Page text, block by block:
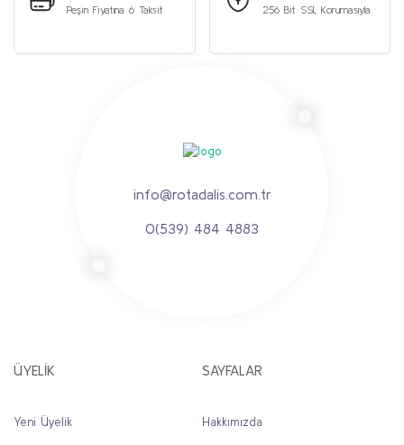
Peşin Fiyatına 6 Taksit 256 Bit SSL Korumasıyla
info@rotadalis.com.tr
0(539) 484 4883
ÜYELİK
Yeni Üyelik
SAYFALAR
Hakkımızda